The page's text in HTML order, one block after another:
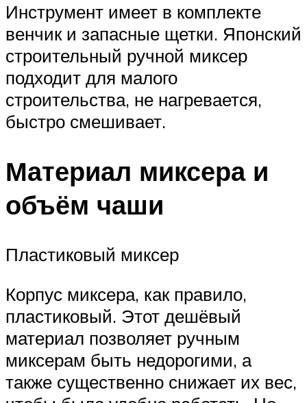
Инструмент имеет в комплекте
венчик и запасные щетки. Японский
строительный ручной миксер
подходит для малого
строительства, не нагревается,
быстро смешивает.
Материал миксера и
объём чаши
Пластиковый миксер
Корпус миксера, как правило,
пластиковый. Этот дешёвый
материал позволяет ручным
миксерам быть недорогими, а
также существенно снижает их вес,